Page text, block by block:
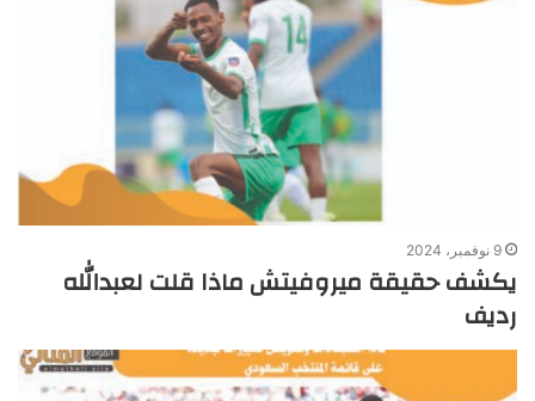
9 نوفمبر، 2024
يكشف حقيقة ميروفيتش‏ ماذا قلت لعبدالله
رديف